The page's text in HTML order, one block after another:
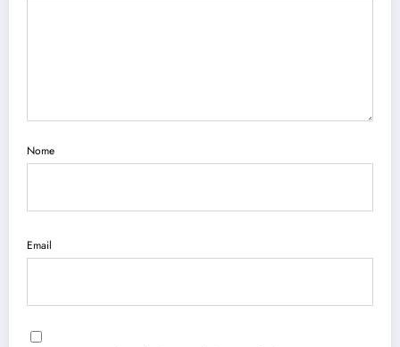
Nome
Email